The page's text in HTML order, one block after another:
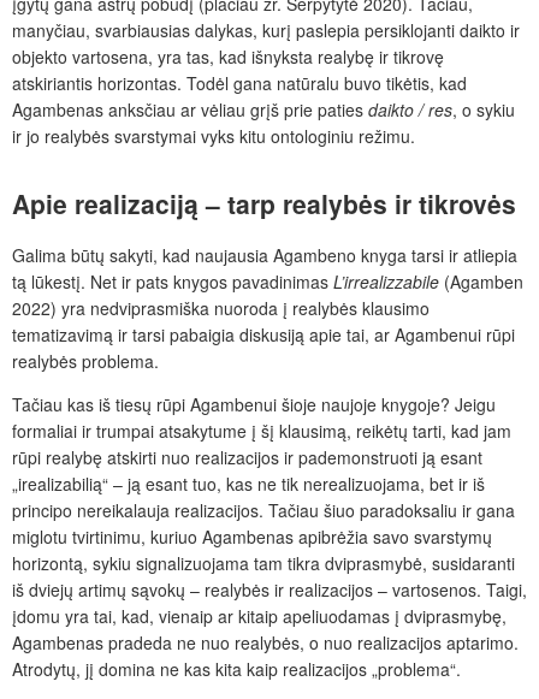
manyčiau, svarbiausias dalykas, kurį paslepia persiklojanti daikto ir
objekto vartosena, yra tas, kad išnyksta realybę ir tikrovę
atskiriantis horizontas. Todėl gana natūralu buvo tikėtis, kad
Agambenas anksčiau ar vėliau grįš prie paties daikto / res, o sykiu
ir jo realybės svarstymai vyks kitu ontologiniu režimu.
Apie realizaciją – tarp realybės ir tikrovės
Galima būtų sakyti, kad naujausia Agambeno knyga tarsi ir atliepia
tą lūkestį. Net ir pats knygos pavadinimas L’irrealizzabile (Agamben
2022) yra nedviprasmiška nuoroda į realybės klausimo
tematizavimą ir tarsi pabaigia diskusiją apie tai, ar Agambenui rūpi
realybės problema.
Tačiau kas iš tiesų rūpi Agambenui šioje naujoje knygoje? Jeigu
formaliai ir trumpai atsakytume į šį klausimą, reikėtų tarti, kad jam
rūpi realybę atskirti nuo realizacijos ir pademonstruoti ją esant
„irealizabilią“ – ją esant tuo, kas ne tik nerealizuojama, bet ir iš
principo nereikalauja realizacijos. Tačiau šiuo paradoksaliu ir gana
miglotu tvirtinimu, kuriuo Agambenas apibrėžia savo svarstymų
horizontą, sykiu signalizuojama tam tikra dviprasmybė, susidaranti
iš dviejų artimų sąvokų – realybės ir realizacijos – vartosenos. Taigi,
įdomu yra tai, kad, vienaip ar kitaip apeliuodamas į dviprasmybę,
Agambenas pradeda ne nuo realybės, o nuo realizacijos aptarimo.
Atrodytų, jį domina ne kas kita kaip realizacijos „problema“.